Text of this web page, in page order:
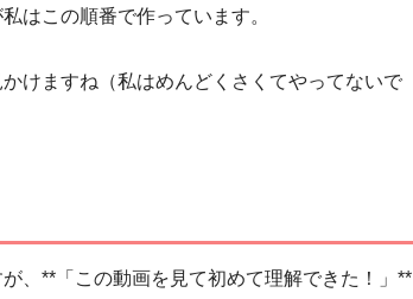
この順番で作っています。
けますね（私はめんどくさくてやってないで
、**「この動画を見て初めて理解できた！」**